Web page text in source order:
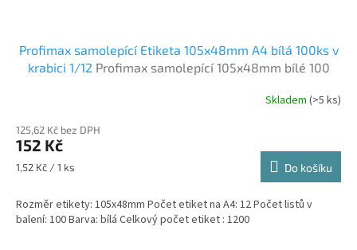
Profimax samolepící Etiketa 105x48mm A4 bílá 100ks v
krabici 1/12 Profimax samolepící 105x48mm bílé 100
Skladem (>5 ks)
125,62 Kč bez DPH
152 Kč
Měrná
1,52 Kč / 1 ks Do košíku
Rozměr etikety: 105x48mm Počet etiket na A4: 12 Počet listů v
balení: 100 Barva: bílá Celkový počet etiket : 1200